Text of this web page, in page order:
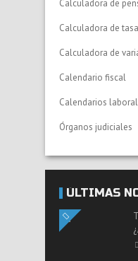
Calculadora de
Calculadora de
Calculadora de
Calendario fiscal
Calendarios
Órganos judiciales
ÚLTIMAS